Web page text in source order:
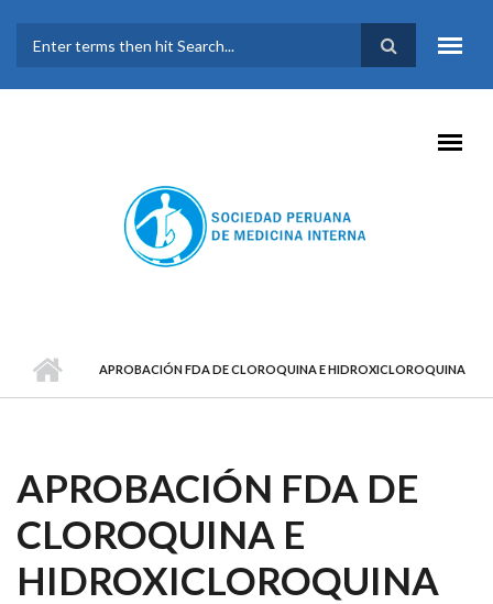
FORMULARIO DE
BÚSQUEDA
APROBACIÓN FDA DE CLOROQUINA E HIDROXICLOROQUINA
APROBACIÓN FDA DE
CLOROQUINA E
HIDROXICLOROQUINA